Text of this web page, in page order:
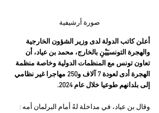
صورة أرشيفية
أعلن كاتب الدولة لدى وزير الشؤون الخارجية
والهجرة التونسيَيْنِ بالخارج، محمد بن عياد، أن
تعاون تونس مع المنظمات الدولية وخاصة منظمة
الهجرة أدى لعودة 7 آلاف و250 مهاجرا غير نظامي
إلى بلدانهم طوعيا خلال عام 2024.
وقال بن عياد، في مداخلة لهُ أمام البرلمان أمه :